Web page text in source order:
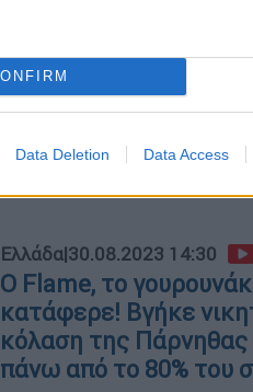
Data Deletion Data Access
φωτορεπόρτερ του
Τερεσένκο και στον
εστάλησαν στα σπίτια
Ελλάδα|30.08.2023 14:30
Ο Flame, το
κατάφερε! Βγήκε
κόλαση της
πάνω από το 80% του